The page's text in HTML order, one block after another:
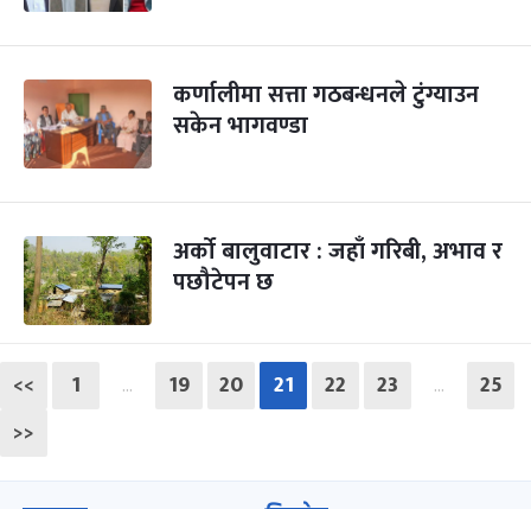
कर्णालीमा सत्ता गठबन्धनले टुंग्याउन
सकेन भागवण्डा
अर्को बालुवाटार : जहाँ गरिबी, अभाव र
पछौटेपन छ
<< 1 … 19 20 21 22 23 …
25
>>